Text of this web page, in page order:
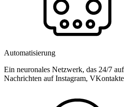
Automatisierung
Ein neuronales Netzwerk, das 24/7
Nachrichten auf Instagram,